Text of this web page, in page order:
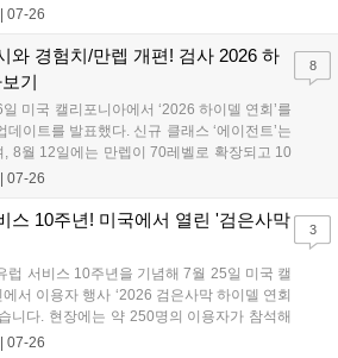
공식 홈페이지에서 예약할 수 있습니다. 구
인 가능합니다....
07-26
와 경험치/만렙 개편! 검사 2026 하
기
미국 캘리포니아에서 ‘2026 하이델 연회’를
이트를 발표했다. 신규 클래스 ‘에이전트’는
8월 12일에는 만렙이 70레벨로 확장되고 10
향된다. 에다니아 파트2는 8월 12일부터 순차
개편이 예고됐다. 신규 액세서리 에크레타와
등 다채로운 즐길 거리가 추가될 예정이다....
07-26
8
스 10주년! 미국에서 열린 '검은사막
럽 서비스 10주년을 기념해 7월 25일 미국 캘
서 이용자 행사 ‘2026 검은사막 하이델 연회
니다. 현장에는 약 250명의 이용자가 참석해
트의 다양한 체험형 이벤트와 메인 무대 발표
07-26
3